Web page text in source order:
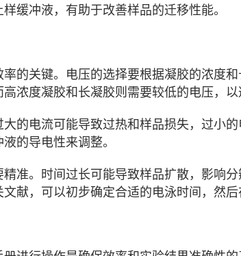
缓冲液，有助于改善样品的迁移性能。
的关键。电压的选择要根据凝胶的浓度
浓度凝胶和长凝胶则需要较低的电压，以
的电流可能导致过热和样品损失，过小
的导电性来调整。
准。时间过长可能导致样品扩散，影响
献，可以初步确定合适的电泳时间，然